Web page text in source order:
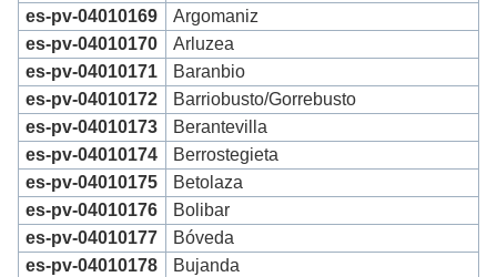
es-pv-04010169
Argomaniz
es-pv-04010170
Arluzea
es-pv-04010171
Baranbio
es-pv-04010172
Barriobusto/Gorrebusto
es-pv-04010173
Berantevilla
es-pv-04010174
Berrostegieta
es-pv-04010175
Betolaza
es-pv-04010176
Bolibar
es-pv-04010177
Bóveda
es-pv-04010178
Bujanda